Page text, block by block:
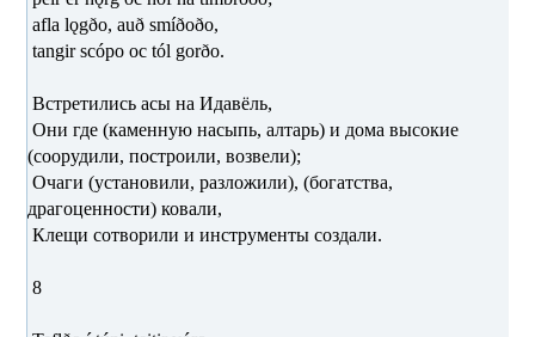
afla lǫgðo, auð smíðoðo,
tangir scópo oc tól gorðo.
Встретились асы на Идавёль,
Они где (каменную насыпь, алтарь) и дома высокие
(соорудили, построили, возвели);
Очаги (установили, разложили), (богатства,
драгоценности) ковали,
Клещи сотворили и инструменты создали.
8